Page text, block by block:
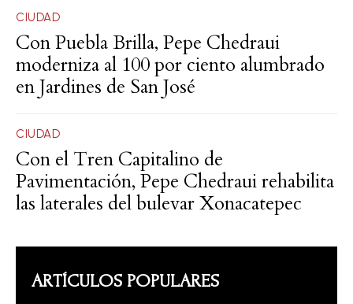
CIUDAD
Con Puebla Brilla, Pepe Chedraui
moderniza al 100 por ciento alumbrado
en Jardines de San José
CIUDAD
Con el Tren Capitalino de
Pavimentación, Pepe Chedraui rehabilita
las laterales del bulevar Xonacatepec
ARTÍCULOS POPULARES